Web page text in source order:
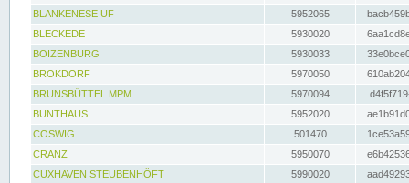
BLANKENESE UF
5952065
BLECKEDE
5930020
BOIZENBURG
5930033
BROKDORF
5970050
BRUNSBÜTTEL MPM
5970094
BUNTHAUS
5952020
COSWIG
501470
CRANZ
5950070
CUXHAVEN STEUBENHÖFT
5990020